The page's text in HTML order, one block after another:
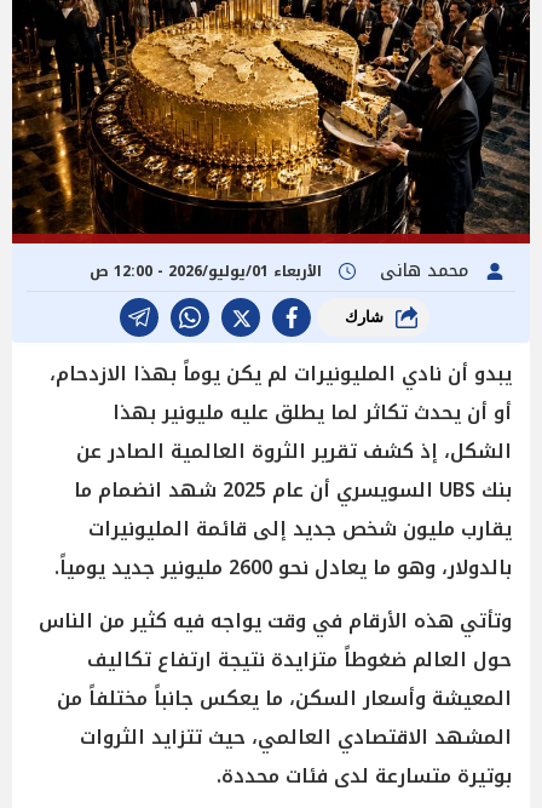
محمد هانى الأربعاء 01/يوليو/2026 - 12:00 ص
شارك
يبدو أن نادي المليونيرات لم يكن يوماً بهذا الازدحام،
أو أن يحدث تكاثر لما يطلق عليه مليونير بهذا
الشكل، إذ كشف تقرير الثروة العالمية الصادر عن
بنك UBS السويسري أن عام 2025 شهد انضمام ما
يقارب مليون شخص جديد إلى قائمة المليونيرات
بالدولار، وهو ما يعادل نحو 2600 مليونير جديد يومياً.
وتأتي هذه الأرقام في وقت يواجه فيه كثير من الناس
حول العالم ضغوطاً متزايدة نتيجة ارتفاع تكاليف
المعيشة وأسعار السكن، ما يعكس جانباً مختلفاً من
المشهد الاقتصادي العالمي، حيث تتزايد الثروات
بوتيرة متسارعة لدى فئات محددة.